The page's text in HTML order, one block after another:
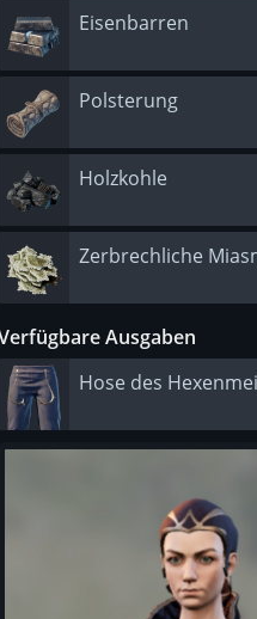
Eisenbarren
Polsterung
Holzkohle
Zerbrechliche
Ausgaben
Hose des